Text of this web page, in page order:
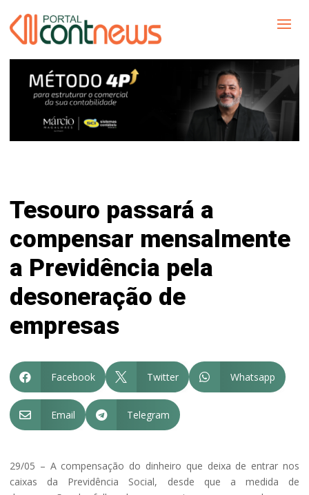
Tesouro passará a
compensar mensalmente
a Previdência pela
desoneração de
empresas
 Facebook  Twitter  Whatsapp
 Email  Telegram
29/05 – A compensação do dinheiro que deixa de entrar nos
caixas da Previdência Social, desde que a medida de